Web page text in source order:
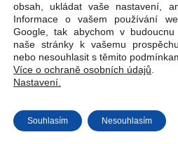
obsah, ukládat vaše nastavení,
Informace o vašem používání
Google, tak abychom v
naše stránky k vašemu
nebo nesouhlasit s těmito
Více o ochraně osobních údajů
Nastavení.
Souhlasím Nesouhlasím